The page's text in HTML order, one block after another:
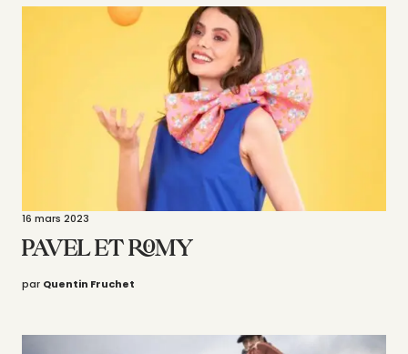
16 mars 2023
PAVEL ET ROMY
par Quentin Fruchet